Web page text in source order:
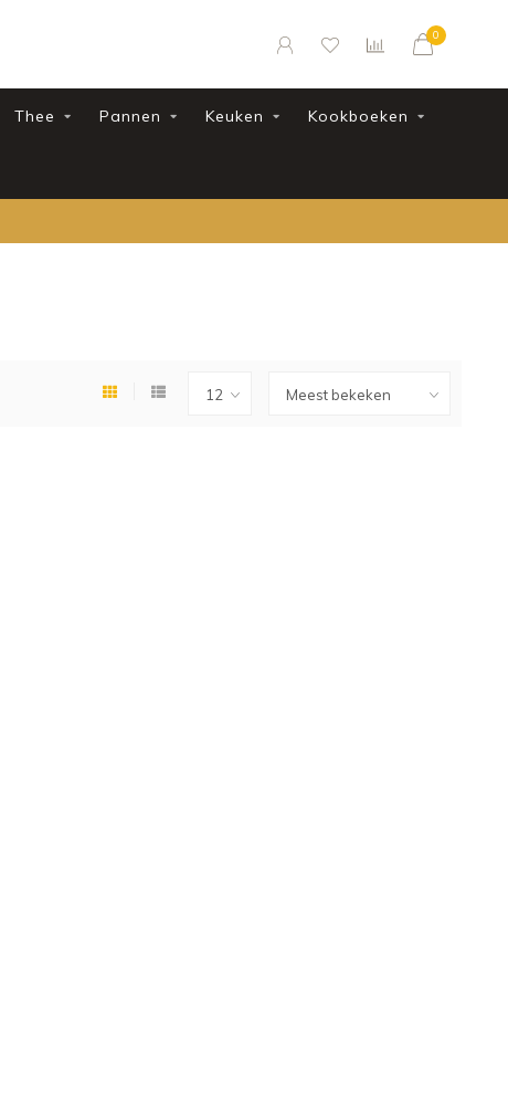
0
Thee Pannen Keuken Kookboeken